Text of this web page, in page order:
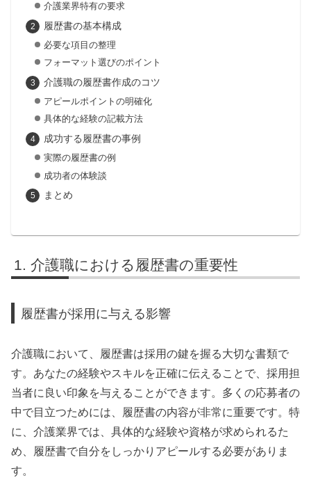
介護業界特有の要求
履歴書の基本構成
必要な項目の整理
フォーマット選びのポイント
介護職の履歴書作成のコツ
アピールポイントの明確化
具体的な経験の記載方法
成功する履歴書の事例
実際の履歴書の例
成功者の体験談
まとめ
介護職における履歴書の重要性
履歴書が採用に与える影響
介護職において、履歴書は採用の鍵を握る大切な書類で
す。あなたの経験やスキルを正確に伝えることで、採用担
当者に良い印象を与えることができます。多くの応募者の
中で目立つためには、履歴書の内容が非常に重要です。特
に、介護業界では、具体的な経験や資格が求められるた
め、履歴書で自分をしっかりアピールする必要がありま
す。